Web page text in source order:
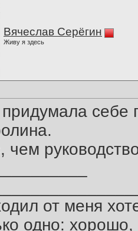
Вячеслав Серёгин
Живу я здесь
себе
чем
от меня
одно: